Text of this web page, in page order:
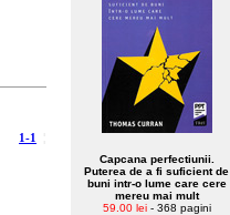
1-1
Capcana perfectiunii.
Puterea de a fi suficient de
buni intr-o lume care cere
mereu mai mult
59.00 lei- 368 pagini